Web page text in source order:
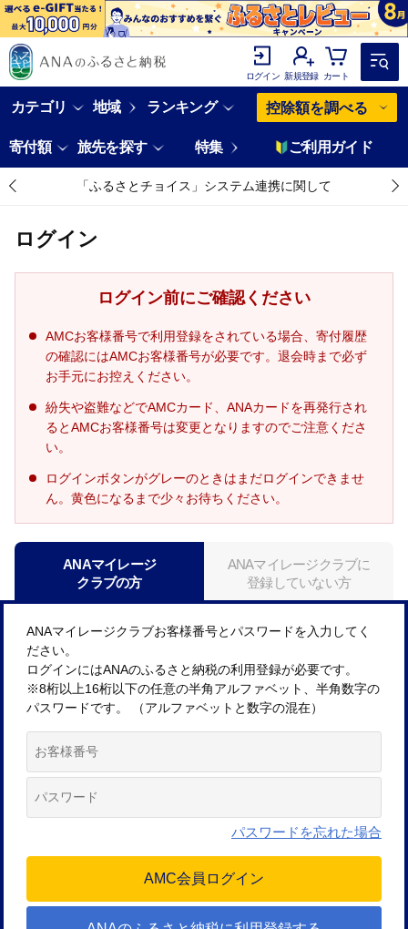
ログイン 新規登録 カート
カテゴリ 地域 ランキング 控除額を調べる
寄付額 旅先を探す 特集 ご利用ガイド
「ふるさとチョイス」システム連携に関して
ログイン
ログイン前にご確認ください
AMCお客様番号で利用登録をされている場合、寄付履歴
の確認にはAMCお客様番号が必要です。退会時まで必ず
お手元にお控えください。
紛失や盗難などでAMCカード、ANAカードを再発行され
るとAMCお客様番号は変更となりますのでご注意くださ
い。
ログインボタンがグレーのときはまだログインできませ
ん。黄色になるまで少々お待ちください。
ANAマイレージ
クラブの方
ANAマイレージクラブに
登録していない方
ANAマイレージクラブお客様番号とパスワードを入力してく
ださい。
ログインにはANAのふるさと納税の利用登録が必要です。
※8桁以上16桁以下の任意の半角アルファベット、半角数字の
パスワードです。 （アルファベットと数字の混在）
パスワードを忘れた場合